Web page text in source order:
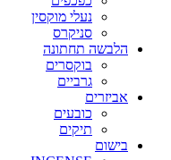
נעלי מוקסין
סניקרס
הלבשה תחתונה
בוקסרים
גרביים
אביזרים
כובעים
תיקים
בישום